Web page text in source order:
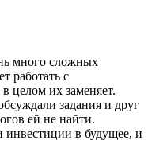
много сложных
работать с
целом их заменяет.
задания и друг
ей не найти.
инвестиции в будущее, и